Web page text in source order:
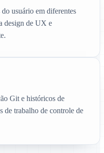
usuário em diferentes
design de UX e
Git e históricos de
trabalho de controle de